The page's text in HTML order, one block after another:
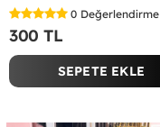
0 Değerlendirme
300 TL
SEPETE EKLE